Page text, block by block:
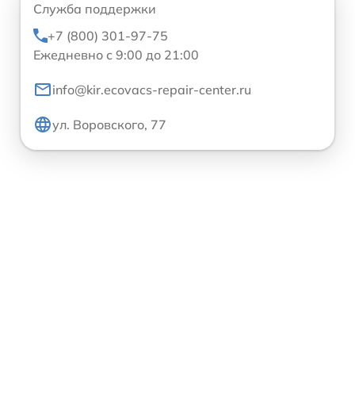
Служба поддержки
+7 (800) 301-97-75
Ежедневно с 9:00 до 21:00
info@kir.ecovacs-repair-center.ru
ул. Воровского, 77